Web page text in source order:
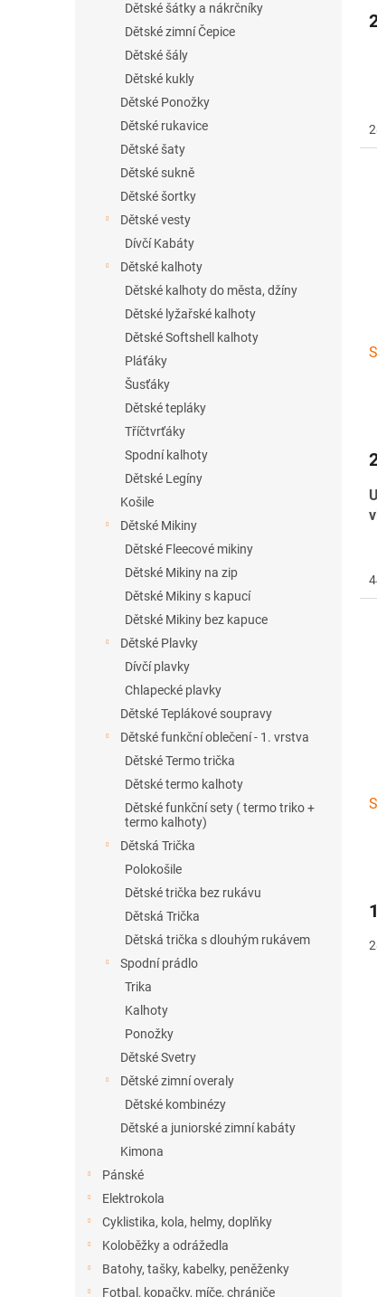
Dětské šátky a nákrčníky
Dětské zimní Čepice
Dětské šály
Dětské kukly
Dětské Ponožky
Dětské rukavice
Dětské šaty
Dětské sukně
Dětské šortky
Dětské vesty
Dívčí Kabáty
Dětské kalhoty
Dětské kalhoty do města, džíny
Dětské lyžařské kalhoty
Dětské Softshell kalhoty
Pláťáky
Šusťáky
Dětské tepláky
Tříčtvrťáky
Spodní kalhoty
Dětské Legíny
Košile
Dětské Mikiny
Dětské Fleecové mikiny
Dětské Mikiny na zip
Dětské Mikiny s kapucí
Dětské Mikiny bez kapuce
Dětské Plavky
Dívčí plavky
Chlapecké plavky
Dětské Teplákové soupravy
Dětské funkční oblečení - 1. vrstva
Dětské Termo trička
Dětské termo kalhoty
Dětské funkční sety ( termo triko +
termo kalhoty)
Dětská Trička
Polokošile
Dětské trička bez rukávu
Dětská Trička
Dětská trička s dlouhým rukávem
Spodní prádlo
Trika
Kalhoty
Ponožky
Dětské Svetry
Dětské zimní overaly
Dětské kombinézy
Dětské a juniorské zimní kabáty
Kimona
Pánské
Elektrokola
Cyklistika, kola, helmy, doplňky
Koloběžky a odrážedla
Batohy, tašky, kabelky, peněženky
Fotbal, kopačky, míče, chrániče